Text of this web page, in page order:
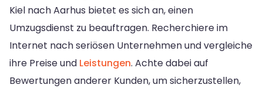
Kiel nach Aarhus bietet es sich an, einen
Umzugsdienst zu beauftragen. Recherchiere im
Internet nach seriösen Unternehmen und vergleiche
ihre Preise und Leistungen. Achte dabei auf
Bewertungen anderer Kunden, um sicherzustellen,